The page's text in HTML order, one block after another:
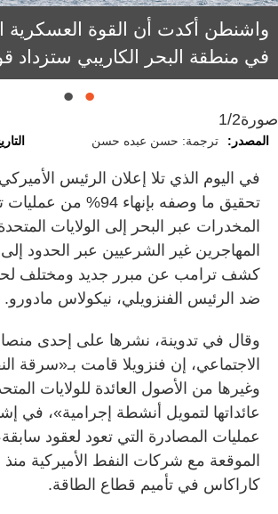
واشنطن أكدت أن القوة العسكرية
في منطقة البحر الكاريبي ستزداد
صورة1/2
المصدر: ترجمة: حسن عبده حسن
في اليوم الذي تلا إعلان الرئيس
تحقيق ما وصفه بإنهاء 94% من
المخدرات عبر البحر إلى الولايات
المهاجرين غير الشرعيين عبر الحدود
كشف ترامب عن مبرر جديد ومختلف
ضد الرئيس الفنزويلي، نيكولاس مادورو.
وقال في تدوينة، نشرها على إحدى
الاجتماعي، إن فنزويلا قامت بـ«سرقة
وغيرها من الأصول العائدة للولايات
عائداتها لتمويل أنشطة إجرامية»، في
عمليات المصادرة التي تعود لعقود
الموقعة مع شركات النفط الأميركية
كاراكاس في تأميم قطاع الطاقة.